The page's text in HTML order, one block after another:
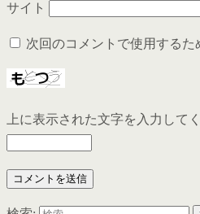
サイト
次回のコメントで使用するた
上に表示された文字を入力して